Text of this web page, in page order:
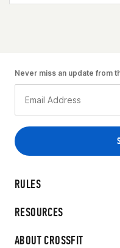
RULES
RESOURCES
ABOUT CROSSFIT
Never miss an update from